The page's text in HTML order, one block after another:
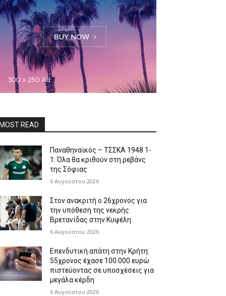
READ
Παναθηναϊκός – ΤΣΣΚΑ 1948 1-
1: Όλα θα κριθούν στη ρεβάνς
της Σόφιας
6 Αυγούστου 2026
Στον ανακριτή ο 26χρονος για
την υπόθεση της νεκρής
Βρετανίδας στην Κυψέλη
6 Αυγούστου 2026
Επενδυτική απάτη στην Κρήτη:
55χρονος έχασε 100.000 ευρώ
πιστεύοντας σε υποσχέσεις για
μεγάλα κέρδη
6 Αυγούστου 2026